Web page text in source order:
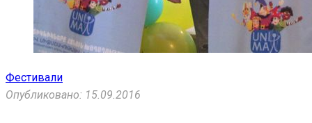
Фестивали
Опубликовано: 15.09.2016